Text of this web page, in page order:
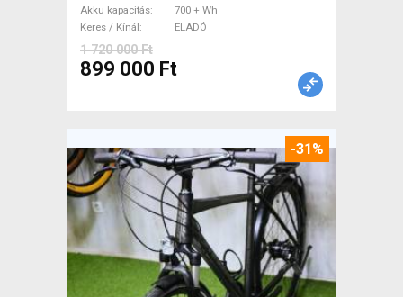
Akku kapacitás
700 + Wh
Keres / Kínál
ELADÓ
1 720 000 Ft
899 000 Ft
-31%